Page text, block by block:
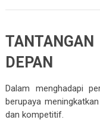
DEPAN
Dalam menghadapi
berupaya
dan kompetitif.